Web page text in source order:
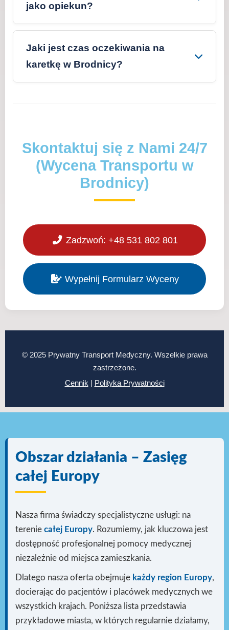
jako opiekun?
Jaki jest czas oczekiwania na
karetkę w Brodnicy?
Skontaktuj się z Nami 24/7
(Wycena Transportu w
Brodnicy)
Zadzwoń: +48 531 802 801
Wypełnij Formularz Wyceny
© 2025 Prywatny Transport Medyczny. Wszelkie prawa
zastrzeżone.
Cennik | Polityka Prywatności
Obszar działania – Zasięg
całej Europy
Nasza firma świadczy specjalistyczne usługi: na
terenie całej Europy. Rozumiemy, jak kluczowa jest
dostępność profesjonalnej pomocy medycznej
niezależnie od miejsca zamieszkania.
Dlatego nasza oferta obejmuje każdy region Europy,
docierając do pacjentów i placówek medycznych we
wszystkich krajach. Poniższa lista przedstawia
przykładowe miasta, w których regularnie działamy,